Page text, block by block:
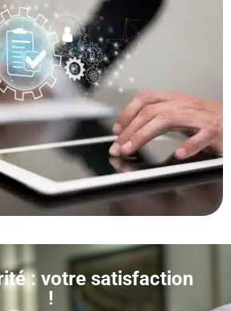
: votre satisfaction
!